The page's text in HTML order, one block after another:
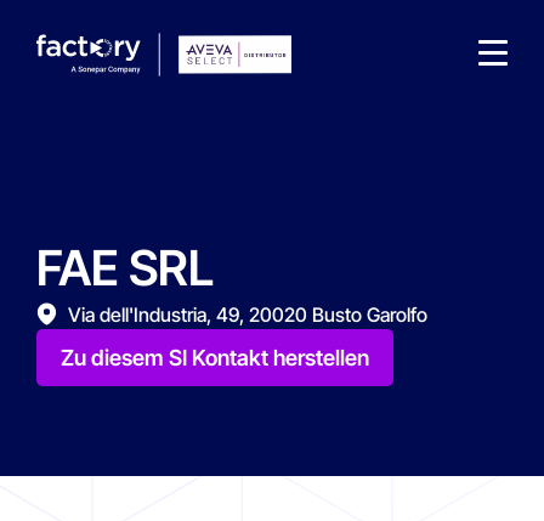
Wonach suchst du ?
FAE SRL
Via dell'Industria, 49, 20020 Busto Garolfo
Zu diesem SI Kontakt herstellen